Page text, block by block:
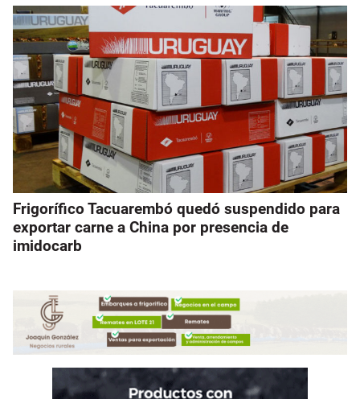
Frigorífico Tacuarembó quedó suspendido para
exportar carne a China por presencia de
imidocarb